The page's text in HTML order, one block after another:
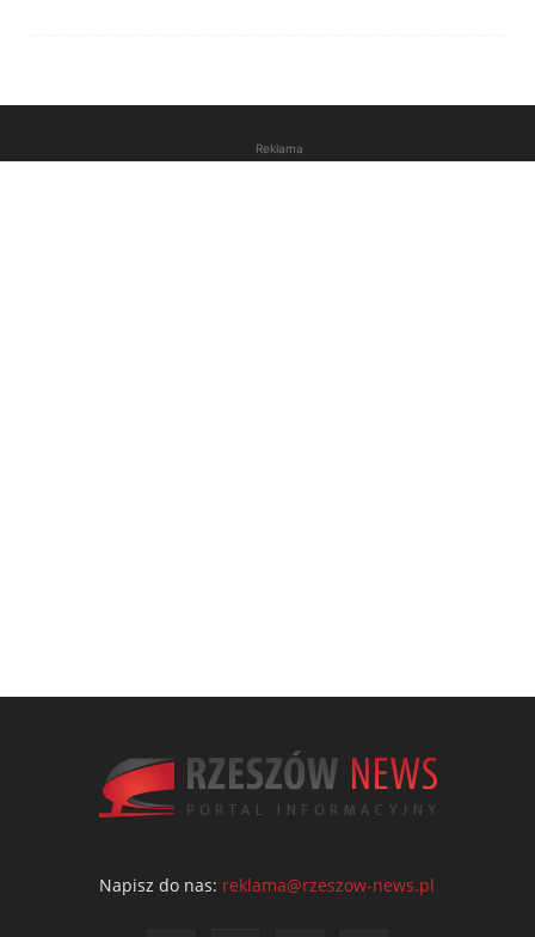
Reklama
Napisz do nas: reklama@rzeszow-news.pl